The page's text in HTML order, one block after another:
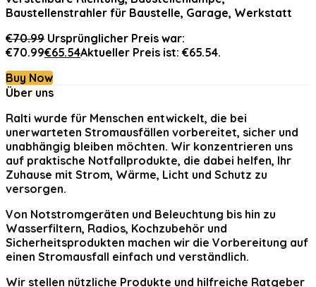
Baustellenstrahler für Baustelle, Garage, Werkstatt
€70.99 Ursprünglicher Preis war:
€70.99€65.54Aktueller Preis ist: €65.54.
Buy Now
Über uns
Ralti wurde für Menschen entwickelt, die bei
unerwarteten Stromausfällen vorbereitet, sicher und
unabhängig bleiben möchten. Wir konzentrieren uns
auf praktische Notfallprodukte, die dabei helfen, Ihr
Zuhause mit Strom, Wärme, Licht und Schutz zu
versorgen.
Von Notstromgeräten und Beleuchtung bis hin zu
Wasserfiltern, Radios, Kochzubehör und
Sicherheitsprodukten machen wir die Vorbereitung auf
einen Stromausfall einfach und verständlich.
Wir stellen nützliche Produkte und hilfreiche Ratgeber